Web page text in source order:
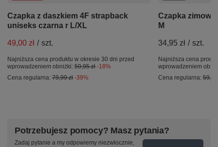
Czapka z daszkiem 4F strapback
uniseks czarna r L/XL
49,00 zł / szt.
Najniższa cena produktu w okresie 30 dni przed
wprowadzeniem obniżki: 59,95 zł -18%
Cena regularna: 79,99 zł -39%
Czapka
M
34,95 zł / szt.
Najniższa cena
wprowadzeniem
Cena regularna: 59,00
Potrzebujesz pomocy? Masz pytania?
Zadaj pytanie a my odpowiemy niezwłocznie,